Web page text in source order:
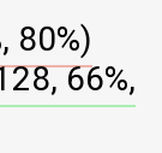
80%)
66%,